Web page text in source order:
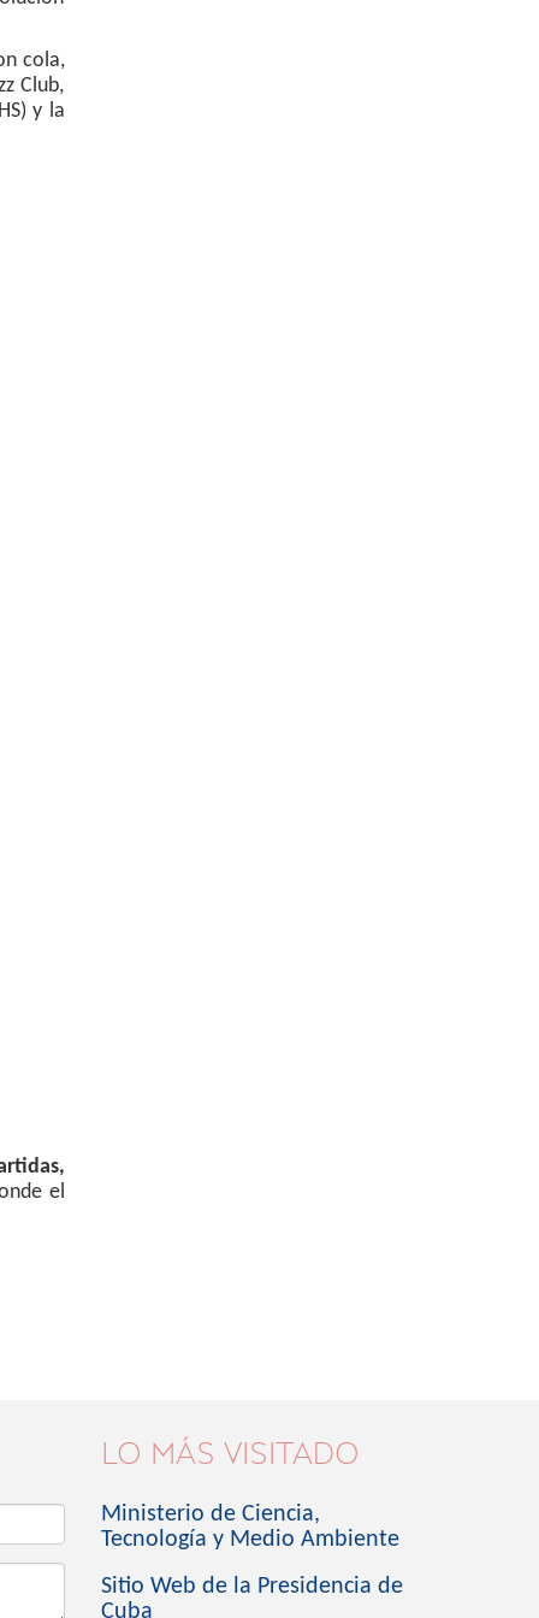
cola,
Club,
y la
el
LO MÁS VISITADO
Ministerio de Ciencia,
Tecnología y Medio Ambiente
Sitio Web de la Presidencia de
Cuba